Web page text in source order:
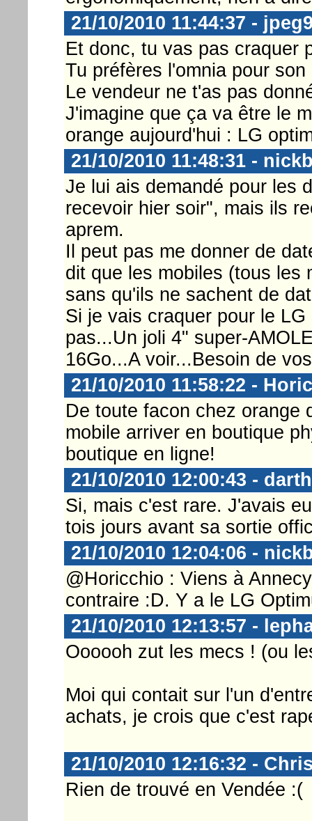
21/10/2010 11:44:37 -
Et donc, tu vas pas craquer
Tu préfères l'omnia pour son
Le vendeur ne t'as pas
J'imagine que ça va être le
orange aujourd'hui : LG
21/10/2010 11:48:31 -
Je lui ais demandé pour les
recevoir hier soir", mais ils
aprem.
Il peut pas me donner de
dit que les mobiles (tous les
sans qu'ils ne sachent de
Si je vais craquer pour le
pas...Un joli 4" super-
16Go...A voir...Besoin de
21/10/2010 11:58:22 -
De toute facon chez orange
mobile arriver en boutique
boutique en ligne!
21/10/2010 12:00:43 -
Si, mais c'est rare. J'avais
tois jours avant sa sortie
21/10/2010 12:04:06 -
@Horicchio : Viens à
contraire :D. Y a le LG
21/10/2010 12:13:57 -
Oooooh zut les mecs ! (ou
Moi qui contait sur l'un
achats, je crois que c'est
21/10/2010 12:16:32 -
Rien de trouvé en Vendée :(